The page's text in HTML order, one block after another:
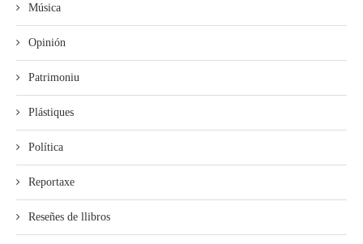
Música
Opinión
Patrimoniu
Plástiques
Política
Reportaxe
Reseñes de llibros